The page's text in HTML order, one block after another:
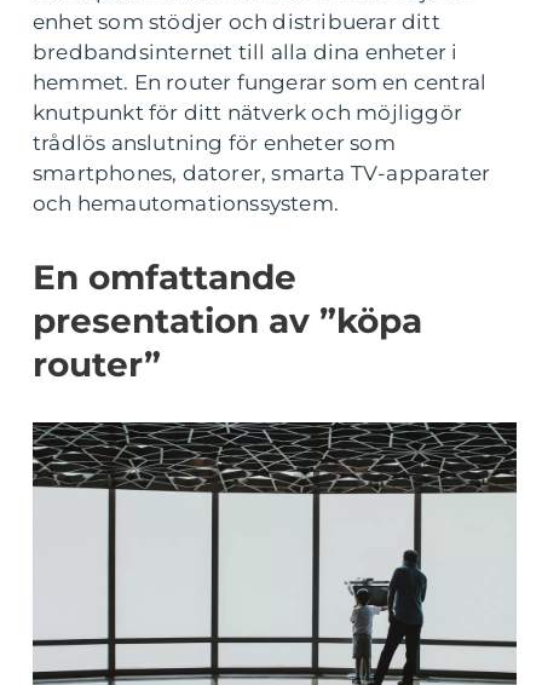
enhet som stödjer och distribuerar ditt
bredbandsinternet till alla dina enheter i
hemmet. En router fungerar som en central
knutpunkt för ditt nätverk och möjliggör
trådlös anslutning för enheter som
smartphones, datorer, smarta TV-apparater
och hemautomationssystem.
En omfattande
presentation av ”köpa
router”